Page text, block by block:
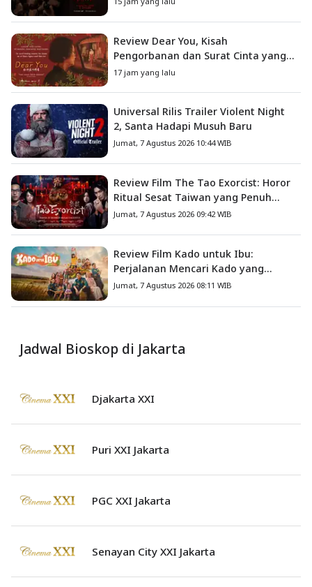
Review Dear You, Kisah
Pengorbanan dan Surat Cinta yang
Menyentuh Hati
17 jam yang lalu
Universal Rilis Trailer Violent Night
2, Santa Hadapi Musuh Baru
Jumat, 7 Agustus 2026 10:44 WIB
Review Film The Tao Exorcist: Horor
Ritual Sesat Taiwan yang Penuh
Misteri dan Teror Psikologis
Jumat, 7 Agustus 2026 09:42 WIB
Review Film Kado untuk Ibu:
Perjalanan Mencari Kado yang
Mengajarkan Arti Keluarga
Jumat, 7 Agustus 2026 08:11 WIB
Jadwal Bioskop di Jakarta
Djakarta XXI
Puri XXI Jakarta
PGC XXI Jakarta
Senayan City XXI Jakarta